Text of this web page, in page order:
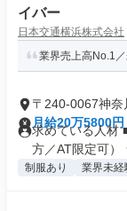
イバー
日本交通横浜株式会社
業界売上高No.1
〒240-0067神奈
台
月給20万5800
求めている人材
方／AT限定可）
制服あり 業界未経